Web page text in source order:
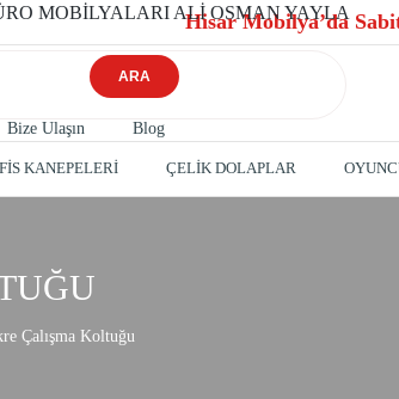
Hisar Mobilya’da
ARA
Bize Ulaşın
Blog
KANEPELERİ ÇELİK DOLAPLAR
Çalışma Koltuğu